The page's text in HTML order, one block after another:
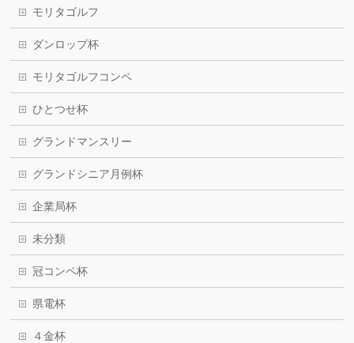
モリタゴルフ
ダンロップ杯
モリタゴルフコンペ
ひとつせ杯
グランドマンスリー
グランドシニア月例杯
企業局杯
未分類
冠コンペ杯
県電杯
４金杯